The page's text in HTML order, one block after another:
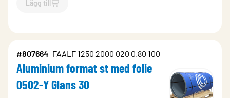
Lägg till
`$Lägg till
#807664 FAALF 1250 2000 020 0.80 100
Aluminium format st med folie
0502-Y Glans 30